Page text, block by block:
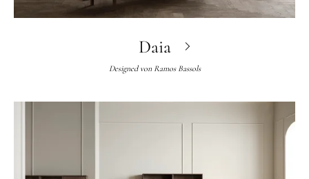
Daia
Designed von Ramos Bassols